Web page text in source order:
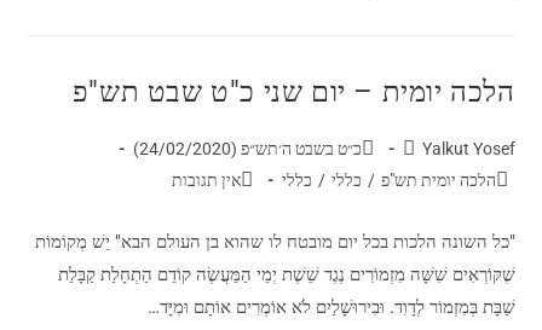
הלכה יומית – יום שני כ"ט שבט תש"פ
Yalkut Yosef
כ״ט בשבט ה׳תש״פ (24/02/2020)
הלכה יומית תש"פ / כללי / כללי אין תגובות
"כל השונה הלכות בכל יום מובטח לו שהוא בן העולם הבא" יֵשׁ מְקוֹמוֹת
שֶׁקּוֹרְאִים שִׁשָּׁה מִזְמוֹרִים נֶגֶד שֵׁשֶׁת יְמֵי הַמַּעֲשֶׂה קוֹדֵם הַתְחָלַת קַבָּלַת
שַׁבָּת בְּמִזְמוֹר לְדָוִד. וּבִירוּשָׁלַיִם לֹא אוֹמְרִים אוֹתָם וּמִיָּד…